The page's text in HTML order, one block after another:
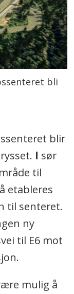
bli
blir
l sør
til
etableres
til senteret.
ny
til E6 mot
mulig å